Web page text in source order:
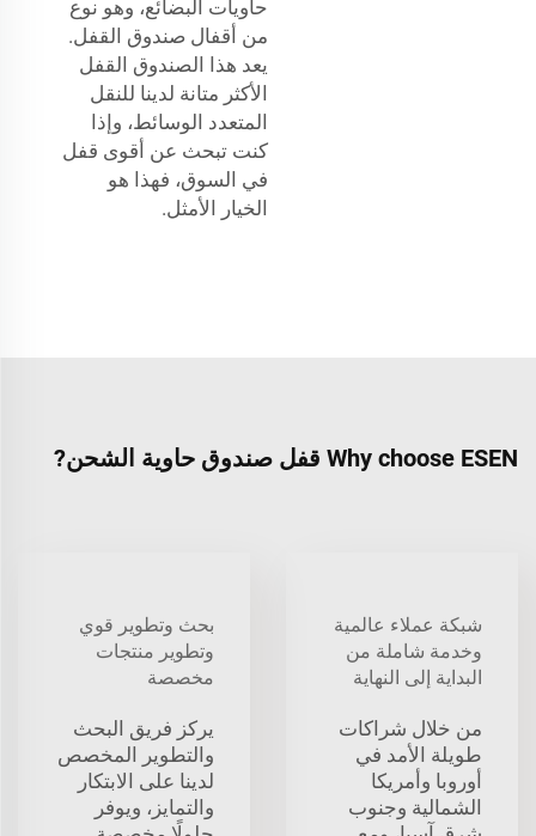
حاويات البضائع، وهو نوع
من أقفال صندوق القفل.
يعد هذا الصندوق القفل
الأكثر متانة لدينا للنقل
المتعدد الوسائط، وإذا
كنت تبحث عن أقوى قفل
في السوق، فهذا هو
الخيار الأمثل.
Why choose ESEN قفل صندوق حاوية الشحن?
شبكة عملاء عالمية
وخدمة شاملة من
البداية إلى النهاية
من خلال شراكات
طويلة الأمد في
أوروبا وأمريكا
الشمالية وجنوب
بحث وتطوير قوي
وتطوير منتجات
مخصصة
يركز فريق البحث
والتطوير المخصص
لدينا على الابتكار
والتمايز، ويوفر